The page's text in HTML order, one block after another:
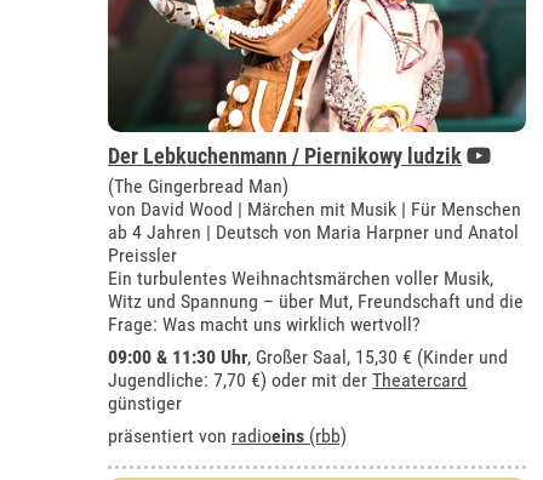
Der Lebkuchenmann / Piernikowy ludzik
(The Gingerbread Man)
von David Wood | Märchen mit Musik | Für Menschen
ab 4 Jahren | Deutsch von Maria Harpner und Anatol
Preissler
Ein turbulentes Weihnachtsmärchen voller Musik,
Witz und Spannung – über Mut, Freundschaft und die
Frage: Was macht uns wirklich wertvoll?
09:00 & 11:30 Uhr, Großer Saal , 15,30 € (Kinder und
Jugendliche: 7,70 €) oder mit derTheatercard
günstiger
präsentiert von radioeins (rbb)